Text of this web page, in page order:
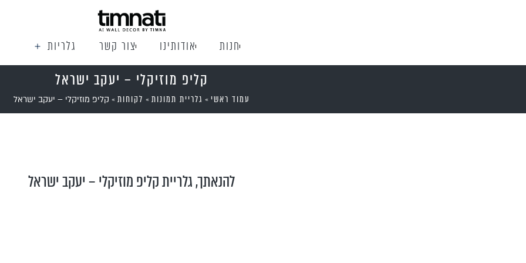
חנות אודותינו צור קשר גלריות
קליפ מוזיקלי – יעקב ישראל
עמוד ראשי » גלריית תמונות » לקוחות » קליפ מוזיקלי – יעקב ישראל
להנאתך, גלריית קליפ מוזיקלי – יעקב ישראל